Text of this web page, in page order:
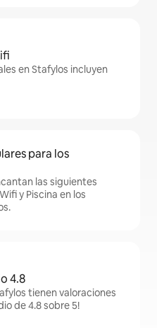
en Stafylos incluyen
para los
las siguientes
y Piscina en los
4.8
tienen valoraciones
de 4.8 sobre 5!